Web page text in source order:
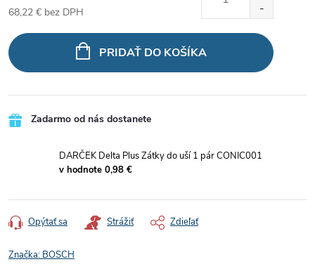
68,22 € bez DPH
cena:
PRIDAŤ DO KOŠÍKA
Zadarmo od nás dostanete
DARČEK Delta Plus Zátky do uší 1 pár CONIC001
v hodnote 0,98 €
Opýtať sa Strážiť Zdieľať
Značka: BOSCH